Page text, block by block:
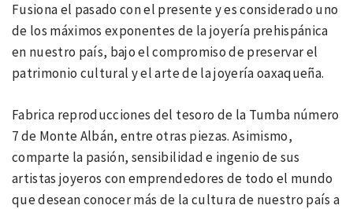
Fusiona el pasado con el presente y es considerado uno
de los máximos exponentes de la joyería prehispánica
en nuestro país, bajo el compromiso de preservar el
patrimonio cultural y el arte de la joyería oaxaqueña.
Fabrica reproducciones del tesoro de la Tumba número
7 de Monte Albán, entre otras piezas. Asimismo,
comparte la pasión, sensibilidad e ingenio de sus
artistas joyeros con emprendedores de todo el mundo
que desean conocer más de la cultura de nuestro país a